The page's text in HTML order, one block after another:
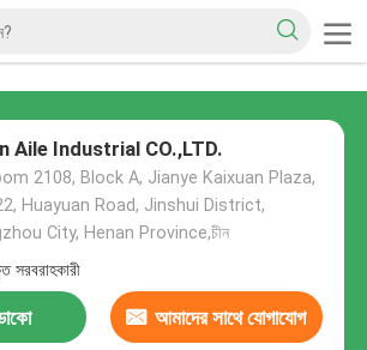
Aile Industrial CO.,LTD.
2108, Block A, Jianye Kaixuan Plaza,
Huayuan Road, Jinshui District,
City, Henan Province,চীন
সরবরাহকারী
আমাদের সাথে যোগাযোগ